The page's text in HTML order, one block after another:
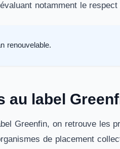
notamment le
renouvelable.
au label
Greenfin, on retrouve les
de placement